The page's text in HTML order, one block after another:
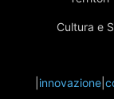
Cultura e
innovazione